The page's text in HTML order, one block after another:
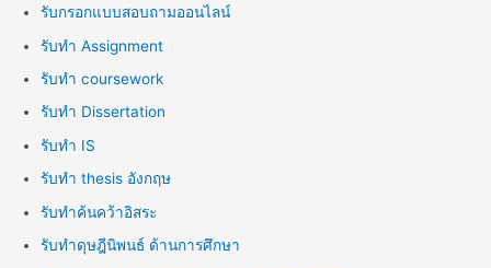
รับกรอกแบบสอบถามออนไลน์
รับทำ Assignment
รับทำ coursework
รับทำ Dissertation
รับทำ IS
รับทำ thesis อังกฤษ
รับทำค้นคว้าอิสระ
รับทำดุษฎีนิพนธ์ ด้านการศึกษา